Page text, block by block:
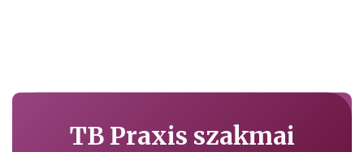
TB Praxis szakmai